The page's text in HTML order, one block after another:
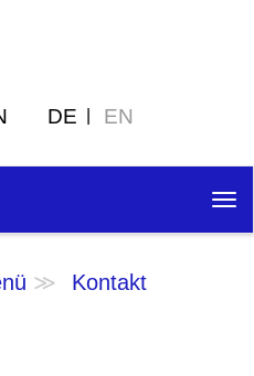
DE EN
Kontakt